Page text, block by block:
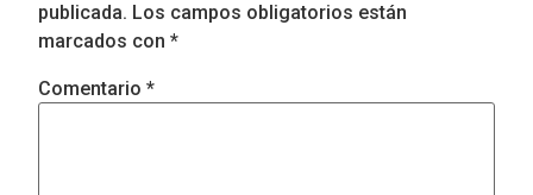
publicada. Los campos obligatorios están
marcados con *
Comentario *